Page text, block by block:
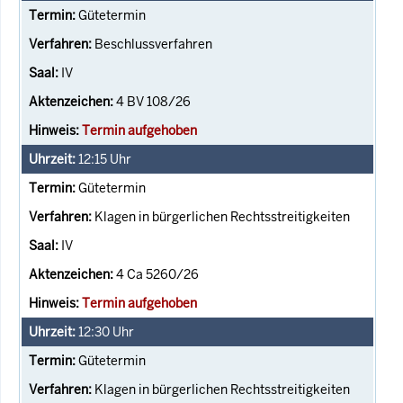
Gütetermin
Beschlussverfahren
IV
4 BV 108/26
Termin aufgehoben
12:15 Uhr
Gütetermin
Klagen in bürgerlichen Rechtsstreitigkeiten
IV
4 Ca 5260/26
Termin aufgehoben
12:30 Uhr
Gütetermin
Klagen in bürgerlichen Rechtsstreitigkeiten